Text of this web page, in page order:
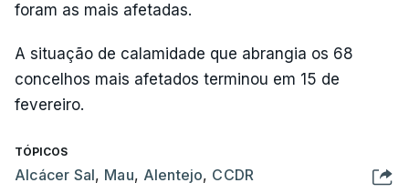
foram as mais afetadas.
A situação de calamidade que abrangia os 68
concelhos mais afetados terminou em 15 de
fevereiro.
TÓPICOS
Alcácer Sal, Mau, Alentejo, CCDR